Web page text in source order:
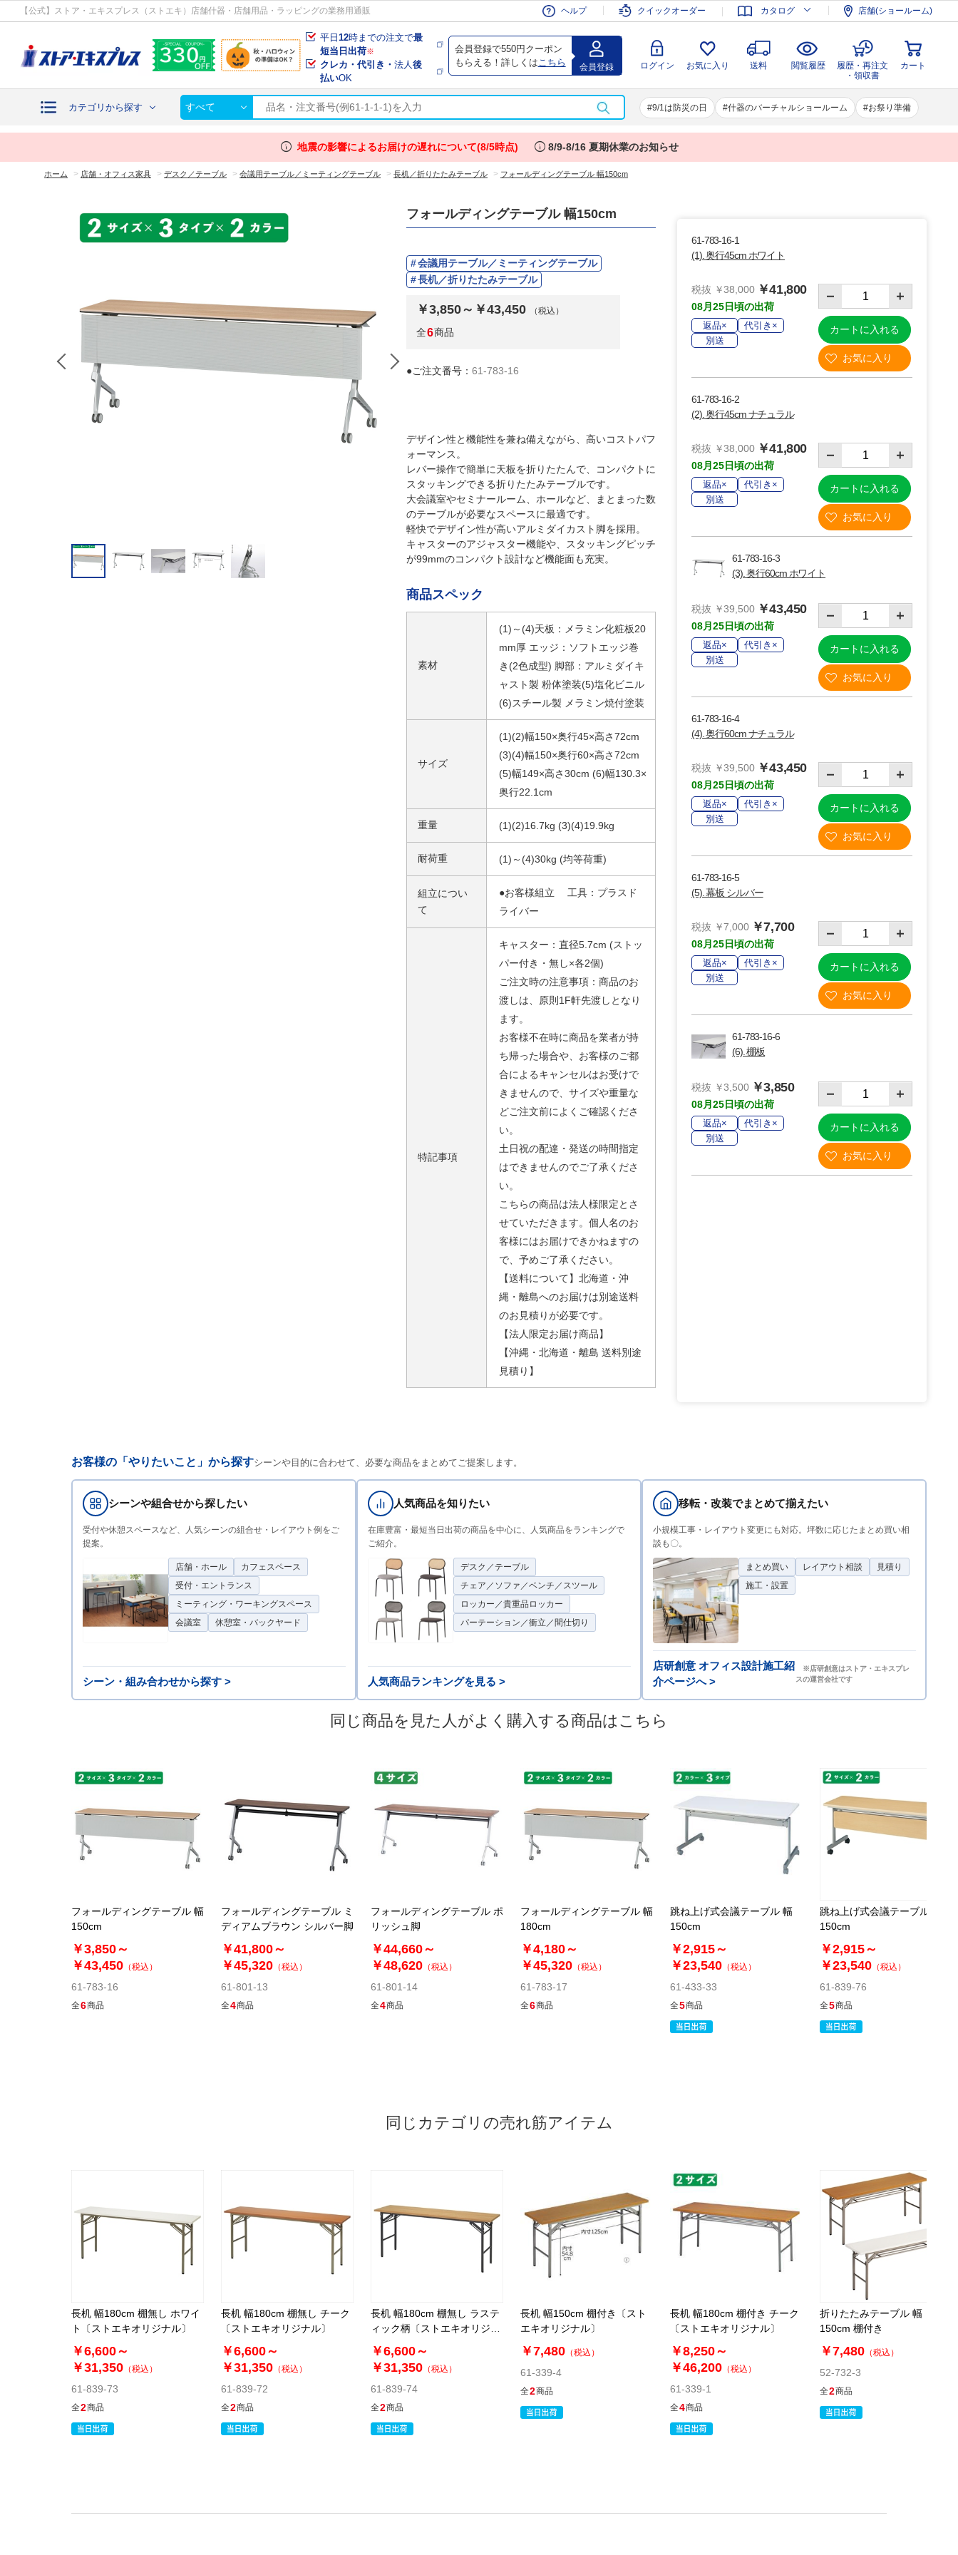
【公式】ストア・エキスプレス（ストエキ）店舗什器・店舗用品・ラッピングの業務用通販 ヘルプ クイックオーダー カタログ 店舗(ショールーム)
平日 12時までの注文で最
短当日出荷※
クレカ・代引き・ 法人後
払いOK
会員登録で550円クーポン
もらえる！詳しくは こちら 会員登録 ログイン お気に入り 送料 閲覧履歴
履歴・再注文
・領収書
カート
カテゴリから探す すべて 9/1は防災の日 什器のバーチャルショールーム お祭り準備
会員登録 ログイン お気に入り 送料 閲覧履歴
履歴・再注文
・領収書
カート
info 地震の影響によるお届けの遅れについて(8/5時点) info 8/9-8/16 夏期休業のお知らせ
ホーム > 店舗・オフィス家具 > デスク／テーブル > 会議用テーブル／ミーティングテーブル > 長机／折りたたみテーブル > フォールディングテーブル 幅150cm
(3)D60cm ホワイト (6)棚板
フォールディングテーブル 幅150cm
会議用テーブル／ミーティングテーブル
長机／折りたたみテーブル
￥3,850～￥43,450 （税込）
全6商品
●ご注文番号： 61-783-16
デザイン性と機能性を兼ね備えながら、高いコストパフ
ォーマンス。
レバー操作で簡単に天板を折りたたんで、コンパクトに
スタッキングできる折りたたみテーブルです。
大会議室やセミナールーム、ホールなど、まとまった数
のテーブルが必要なスペースに最適です。
軽快でデザイン性が高いアルミダイカスト脚を採用。
キャスターのアジャスター機能や、スタッキングピッチ
が99mmのコンパクト設計など機能面も充実。
商品スペック
素材
(1)～(4)天板：メラミン化粧板20
mm厚 エッジ：ソフトエッジ巻
き(2色成型) 脚部：アルミダイキ
ャスト製 粉体塗装(5)塩化ビニル
(6)スチール製 メラミン焼付塗装
サイズ
(1)(2)幅150×奥行45×高さ72cm
(3)(4)幅150×奥行60×高さ72cm
(5)幅149×高さ30cm (6)幅130.3×
奥行22.1cm
重量 (1)(2)16.7kg (3)(4)19.9kg
耐荷重 (1)～(4)30kg (均等荷重)
組立につい
て
●お客様組立 工具：プラスド
ライバー
特記事項
キャスター：直径5.7cm (ストッ
パー付き・無し×各2個)
ご注文時の注意事項：商品のお
渡しは、原則1F軒先渡しとなり
ます。
お客様不在時に商品を業者が持
ち帰った場合や、お客様のご都
合によるキャンセルはお受けで
きませんので、サイズや重量な
どご注文前によくご確認くださ
い。
土日祝の配達・発送の時間指定
はできませんのでご了承くださ
い。
こちらの商品は法人様限定とさ
せていただきます。個人名のお
客様にはお届けできかねますの
で、予めご了承ください。
【送料について】北海道・沖
縄・離島へのお届けは別途送料
のお見積りが必要です。
【法人限定お届け商品】
【沖縄・北海道・離島 送料別途
見積り】
61-783-16-1
(1). 奥行45cm ホワイト
税抜 ￥38,000 ￥41,800
08月25日頃の出荷
返品×
代引き×
別送
カートに入れる
61-783-16-2
(2). 奥行45cm ナチュラル
税抜 ￥38,000 ￥41,800
08月25日頃の出荷
返品×
代引き×
別送
カートに入れる
61-783-16-3
(3). 奥行60cm ホワイト
税抜 ￥39,500 ￥43,450
08月25日頃の出荷
返品×
代引き×
別送
カートに入れる
61-783-16-4
(4). 奥行60cm ナチュラル
税抜 ￥39,500 ￥43,450
08月25日頃の出荷
返品×
代引き×
別送
カートに入れる
61-783-16-5
(5). 幕板 シルバー
税抜 ￥7,000 ￥7,700
08月25日頃の出荷
返品×
代引き×
別送
カートに入れる
61-783-16-6
(6). 棚板
税抜 ￥3,500 ￥3,850
08月25日頃の出荷
返品×
代引き×
別送
カートに入れる
お客様の「やりたいこと」から探すシーンや目的に合わせて、必要な商品をまとめてご提案します。
シーンや組合せから探したい
受付や休憩スペースなど、人気シーンの組合せ・レイアウト例をご
提案。
店舗・ホール
カフェスペース
受付・エントランス
ミーティング・ワーキングスペース
会議室
休憩室・バックヤード
シーン・組み合わせから探す >
人気商品を知りたい
在庫豊富・最短当日出荷の商品を中心に、人気商品をランキングで
ご紹介。
デスク／テーブル
チェア／ソファ／ベンチ／スツール
ロッカー／貴重品ロッカー
パーテーション／衝立／間仕切り
人気商品ランキングを見る >
移転・改装でまとめて揃えたい
小規模工事・レイアウト変更にも対応。坪数に応じたまとめ買い相
談も〇。
まとめ買い レイアウト相談
見積り
施工・設置
店研創意 オフィス設計施工紹
介ページへ >
※店研創意はストア・エキスプレ
スの運営会社です
同じ商品を見た人がよく購入する商品はこちら
フォールディングテーブル 幅
150cm
￥3,850～
￥43,450 （税込）
61-783-16
全6商品
フォールディングテーブル ミ
ディアムブラウン シルバー脚
￥41,800～
￥45,320 （税込）
61-801-13
全4商品
フォールディングテーブル ポ
リッシュ脚
￥44,660～
￥48,620 （税込）
61-801-14
全4商品
フォールディングテーブル 幅
180cm
￥4,180～
￥45,320 （税込）
61-783-17
全6商品
跳ね上げ式会議テーブル 幅
150cm
￥2,915～
￥23,540 （税込）
61-433-33
全5商品
跳ね上げ式会議テーブル 幅
150cm
￥2,915～
￥23,540 （税込）
61-839-76
全5商品
同じカテゴリの売れ筋アイテム
長机 幅180cm 棚無し ホワイ
ト〔ストエキオリジナル〕
￥6,600～
￥31,350 （税込）
61-839-73
全2商品
長机 幅180cm 棚無し チーク
〔ストエキオリジナル〕
￥6,600～
￥31,350 （税込）
61-839-72
全2商品
長机 幅180cm 棚無し ラステ
ィック柄〔ストエキオリジナ
ル〕
￥6,600～
￥31,350 （税込）
61-839-74
全2商品
長机 幅150cm 棚付き〔スト
エキオリジナル〕
￥7,480 （税込）
61-339-4
全2商品
長机 幅180cm 棚付き チーク
〔ストエキオリジナル〕
￥8,250～
￥46,200 （税込）
61-339-1
全4商品
折りたたみテーブル 幅
150cm 棚付き
￥7,480 （税込）
52-732-3
全2商品